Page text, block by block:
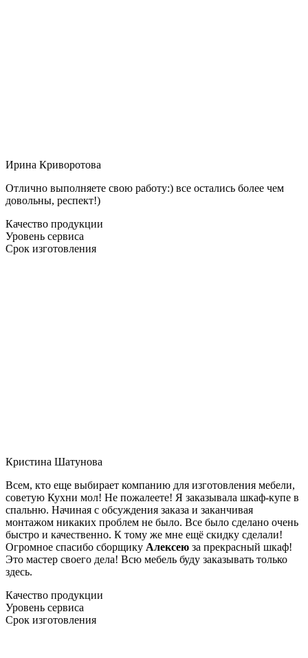
Ирина Криворотова
Отлично выполняете свою работу:) все остались более чем
довольны, респект!)
Качество продукции
Уровень сервиса
Срок изготовления
Кристина Шатунова
Всем, кто еще выбирает компанию для изготовления мебели,
советую Кухни мол! Не пожалеете! Я заказывала шкаф-купе в
спальню. Начиная с обсуждения заказа и заканчивая
монтажом никаких проблем не было. Все было сделано очень
быстро и качественно. К тому же мне ещё скидку сделали!
Огромное спасибо сборщику Алексею за прекрасный шкаф!
Это мастер своего дела! Всю мебель буду заказывать только
здесь.
Качество продукции
Уровень сервиса
Срок изготовления